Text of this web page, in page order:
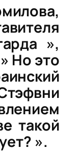
»,
Но это
такой
».